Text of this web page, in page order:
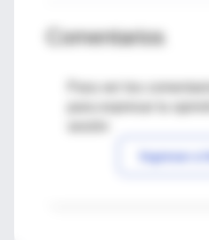
Comentarios
Para ver los
Ingresar a